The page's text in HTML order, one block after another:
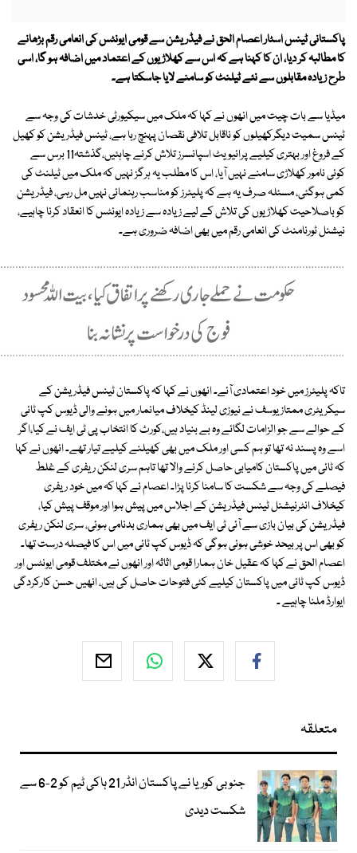
پاکستانی ٹینس اسٹار اعصام الحق نے فیڈریشن سے قومی ایونٹس کی انعامی رقم بڑھانے
کا مطالبہ کر دیا، ان کا کہنا ہے کہ اس سے کھلاڑیوں کے اعتماد میں اضافہ ہو گا، اسی
طرح زیادہ مقابلوں سے نئے ٹیلنٹ کو سامنے لایا جاسکتا ہے۔
میڈیا سے بات چیت میں انھوں نے کہا کہ ملک میں سیکیورٹی خدشات کی وجہ سے
ٹینس سمیت دیگرکھیلوں کو ناقابل تلافی نقصان پہنچ رہا ہے، ٹینس فیڈریشن کو کھیل
کے فروغ اور بہتری کیلیے پرائیویٹ اسپانسرز تلاش کرنے چاہئیں،گذشتہ11 برس سے
کوئی نامور کھلاڑی سامنے نہیں آیا، اس کا مطلب یہ ہرگز نہیں کہ ملک میں ٹیلنٹ کی
کمی ہوگئی، مسئلہ صرف یہ ہے کہ پلیئرز کو مناسب رہنمائی نہیں مل رہی، فیڈریشن
کو باصلاحیت کھلاڑیوں کی تلاش کے لیے زیادہ سے زیادہ ایونٹس کا انعقاد کرنا چاہیے،
نیشنل ٹورنامنٹ کی انعامی رقم میں بھی اضافہ ضروری ہے۔
تاکہ پلیئرز میں خود اعتمادی آئے۔ انھوں نے کہا کہ پاکستان ٹینس فیڈریشن کے
سیکریٹری ممتاز یوسف نے نیوزی لینڈ کیخلاف میانمار میں ہونے والی ڈیوس کپ ٹائی
کے حوالے سے جو الزامات لگائے وہ بے بنیاد ہیں،کورٹ کا انتخاب پی ٹی ایف نے کیا،اگر
اسے وہ پسند نہ تھا تو ہم کسی اور ملک میں بھی کھیلنے کیلیے تیار تھے۔ انھوں نے کہا
کہ ٹائی میں پاکستان کامیابی حاصل کرنے والا تھا تاہم سری لنکن ریفری کے غلط
فیصلے کی وجہ سے شکست کا سامنا کرنا پڑا۔ اعصام نے کہا کہ میں خود ریفری
کیخلاف انٹرنیشنل ٹینس فیڈریشن کے اجلاس میں پیش ہوا اور موقف پیش کیا،
فیڈریشن کی بیان بازی سے آئی ٹی ایف میں بھی ہماری بدنامی ہوئی، سری لنکن ریفری
کو بھی اس پر بیحد خوشی ہوئی ہوگی کہ ڈیوس کپ ٹائی میں اس کا فیصلہ درست تھا۔
اعصام الحق نے کہا کہ عقیل خان ہمارا قومی اثاثہ اور انھوں نے مختلف قومی ایونٹس اور
ڈیوس کپ ٹائی میں پاکستان کیلیے کئی فتوحات حاصل کی ہیں، انھیں حسن کارکردگی
ایوارڈ ملنا چاہیے ۔
متعلقہ
جنوبی کوریا نے پاکستان انڈر 21 ہاکی ٹیم کو 2-6 سے
شکست دیدی